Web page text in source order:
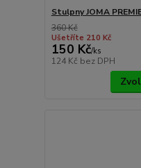
Stulpny JOMA
360 Kč
Ušetříte 210 Kč
150 Kč/ks
124 Kč bez DPH